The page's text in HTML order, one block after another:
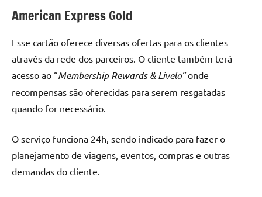
American Express Gold
Esse cartão oferece diversas ofertas para os clientes
através da rede dos parceiros. O cliente também terá
acesso ao “Membership Rewards & Livelo”onde
recompensas são oferecidas para serem resgatadas
quando for necessário.
O serviço funciona 24h, sendo indicado para fazer o
planejamento de viagens, eventos, compras e outras
demandas do cliente.